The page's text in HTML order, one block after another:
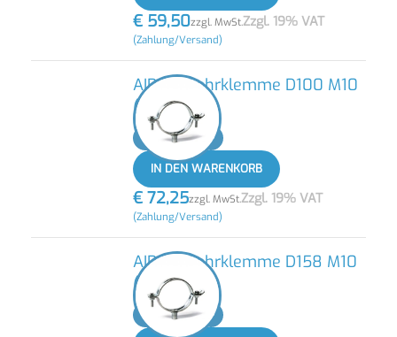
€ 59,50zzgl. MwSt.Zzgl. 19% VAT
(Zahlung/Versand)
AIRnet Rohrklemme D100 M10
(10 STK)
- +
IN DEN WARENKORB
€ 72,25zzgl. MwSt.Zzgl. 19% VAT
(Zahlung/Versand)
AIRnet Rohrklemme D158 M10
(10 STK)
- +